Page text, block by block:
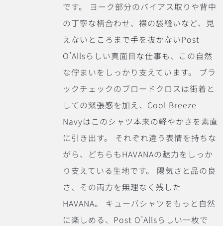
です。
ヨーク部分のバイアス取りや背中
の丁寧な柄合わせ、襟の袋縫いなど、見
えないところまで手を抜かないPost
O’Allsらしい真面目な仕事も、この自然
な佇まいをしっかり支えています。 ブラ
ックチェックのブロードクロスは街着と
しての緊張感を加え、Cool Breeze
Navyはこのシャツ本来の軽やかさを素直
に引き出す。 それぞれ違う表情を持ちな
がら、どちらもHAVANAの魅力をしっか
り支えている生地です。 陽気さと品の良
さ、その両方を無理なく残した
HAVANA。 キューバシャツをもっと自然
に楽しめる、Post O’Allsらしい一枚で